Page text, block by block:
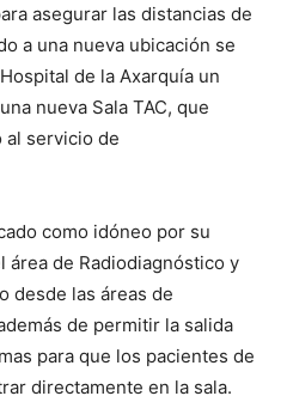
asegurar las distancias de
a una nueva ubicación se
de la Axarquía un
nueva Sala TAC, que
al servicio de
como idóneo por su
área de Radiodiagnóstico y
desde las áreas de
de permitir la salida
para que los pacientes de
directamente en la sala.